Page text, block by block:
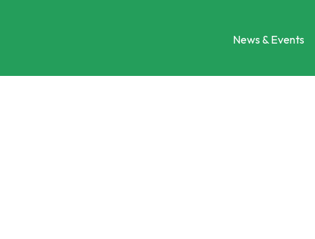
News & Events